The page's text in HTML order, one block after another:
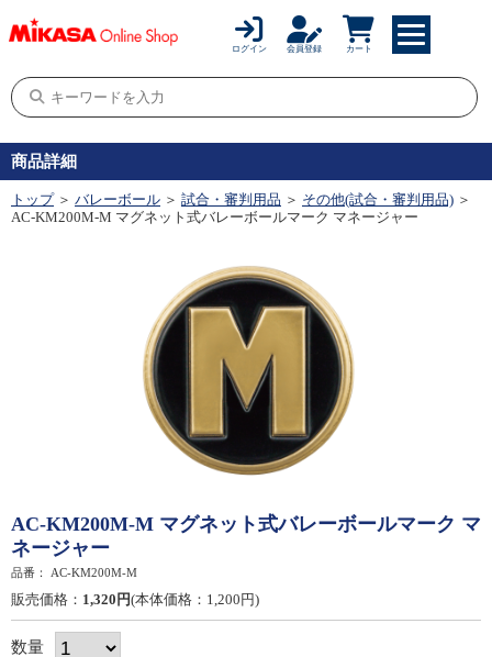
ログイン 会員登録 カート
商品詳細
トップ ＞ バレーボール ＞ 試合・審判用品 ＞ その他(試合・審判用品) ＞
AC-KM200M-M マグネット式バレーボールマーク マネージャー
AC-KM200M-M マグネット式バレーボールマーク マ
ネージャー
品番： AC-KM200M-M
販売価格： 1,320円(本体価格：1,200円)
数量